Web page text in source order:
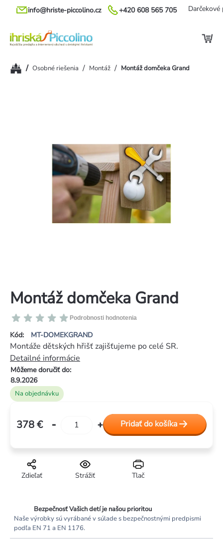
Prejsť
+420 608 565 705
info@hriste-piccolino.cz Darčekové
Domov
/ Osobné riešenia / Montáž / Montáž domčeka Grand
Montáž domčeka Grand
Kód: MT-DOMEKGRAND
Priemerné
hodnotenie
produktu
je
0,0
z
5
hviezdičiek.
Podrobnosti hodnotenia
Na objednávku
Môžeme doručiť do:
8.9.2026
Montáže dětských hřišť zajišťujeme po celé SR.
Detailné informácie
Tlač
Strážiť
Zdieľať
378 €
Jednotková
Pridať do košíka
Bezpečnosť Vašich detí je našou prioritou
Naše výrobky sú vyrábané v súlade s bezpečnostnými predpismi
podľa EN 71 a EN 1176.